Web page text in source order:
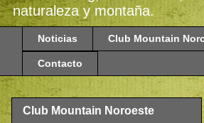
naturaleza y montaña.
Noticias Club Mountain
Contacto
Club Mountain Noroeste